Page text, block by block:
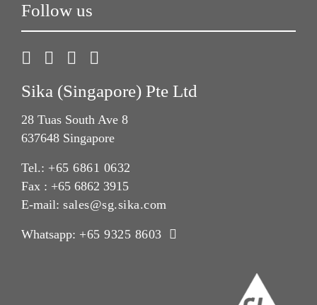
Follow us
Sika (Singapore) Pte Ltd
28 Tuas South Ave 8
637648 Singapore
Tel.: +65 6861 0632
Fax : +65 6862 3915
E-mail: sales@sg.sika.com
Whatsapp: +65 9325 8603